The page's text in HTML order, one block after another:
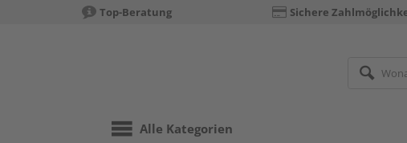
Top-Beratung Sichere
Alle Kategorien